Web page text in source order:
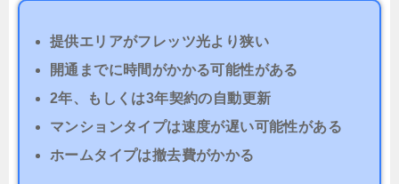
提供エリアがフレッツ光より狭い
開通までに時間がかかる可能性がある
2年、もしくは3年契約の自動更新
マンションタイプは速度が遅い可能性がある
ホームタイプは撤去費がかかる